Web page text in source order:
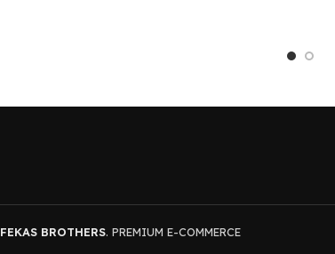
FEKAS BROTHERS. PREMIUM E-COMMERCE